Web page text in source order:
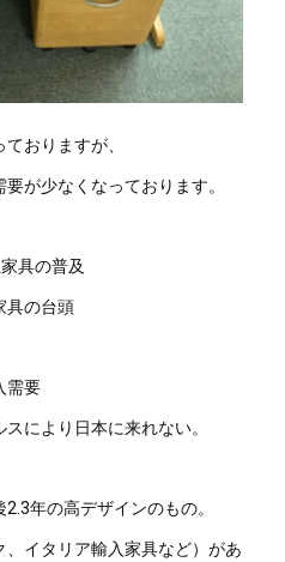
おりますが、
が少なくなっております。
具の普及
具の台頭
需要
により日本に来れない。
年の高デザインのもの。
イタリア輸入家具など）があ